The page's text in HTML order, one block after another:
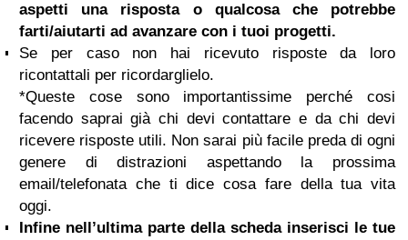
aspetti una risposta o qualcosa che potrebbe
farti/aiutarti ad avanzare con i tuoi progetti.
Se per caso non hai ricevuto risposte da loro
ricontattali per ricordarglielo.
*Queste cose sono importantissime perché cosi
facendo saprai già chi devi contattare e da chi devi
ricevere risposte utili. Non sarai più facile preda di ogni
genere di distrazioni aspettando la prossima
email/telefonata che ti dice cosa fare della tua vita
oggi.
Infine nell’ultima parte della scheda inserisci le tue